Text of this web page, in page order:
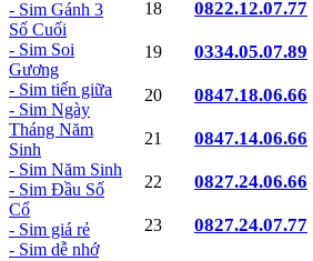
- Sim Gánh 3
Số Cuối
- Sim Soi
Gương
- Sim tiến giữa
- Sim Ngày
Tháng Năm
Sinh
- Sim Năm Sinh
- Sim Đầu Số
Cổ
- Sim giá rẻ
- Sim dễ nhớ
18
0822.12.07.77
19
0334.05.07.89
20
0847.18.06.66
21
0847.14.06.66
22
0827.24.06.66
23
0827.24.07.77